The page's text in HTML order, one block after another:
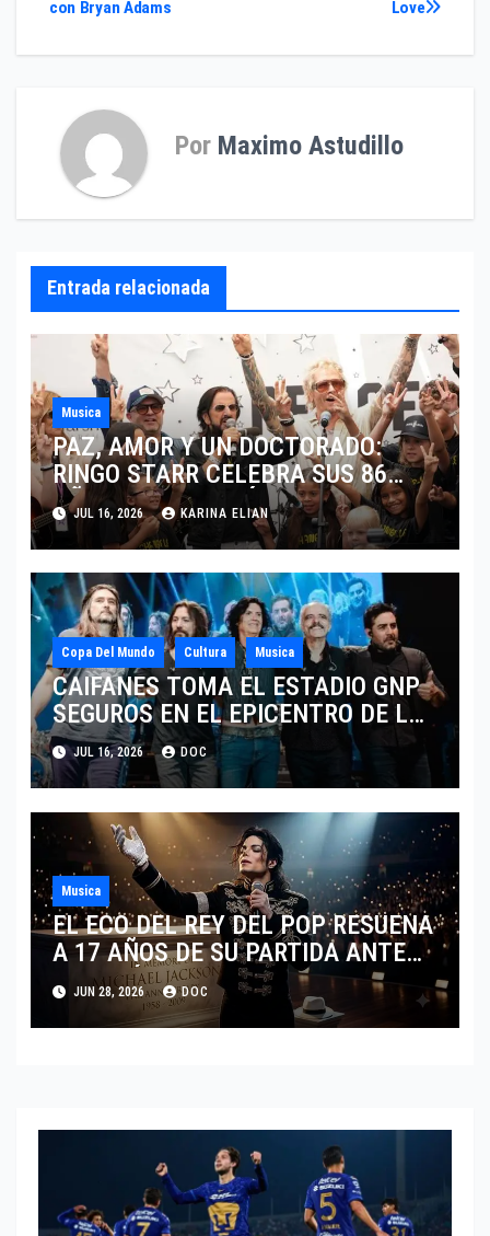
Love
con Bryan Adams
Por Maximo Astudillo
Entrada relacionada
Musica
PAZ, AMOR Y UN DOCTORADO:
RINGO STARR CELEBRA SUS 86
AÑOS CON LOS MÁXIMOS
HONORES DE LIVERPOOL
JUL 16, 2026 KARINA ELIAN
Copa Del Mundo Cultura Musica
CAIFANES TOMA EL ESTADIO GNP
SEGUROS EN EL EPICENTRO DE LA
IDENTIDAD MEXICANA
JUL 16, 2026 DOC
Musica
EL ECO DEL REY DEL POP RESUENA
A 17 AÑOS DE SU PARTIDA ANTE
EL FENÓMENO DE SU BIOPIC EN
2026
JUN 28, 2026 DOC